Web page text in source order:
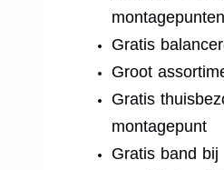
montagepunten
Gratis
Groot
Gratis
montagepunt
Gratis band bij